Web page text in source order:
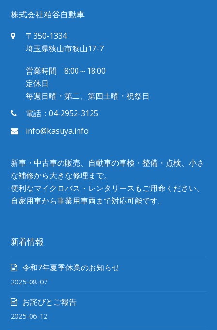
株式会社粕谷自動車
〒350-1334
埼玉県狭山市狭山17-7
営業時間 8:00～18:00
定休日
毎週日曜・第二、第四土曜・祝祭日
電話：04-2952-3125
info@kasuya.info
新車・中古車の販売、自動車の車検・整備・点検、小さ
な補修から大きな修理まで。
便利なマイクロバス・レンタリースもご用命ください。
自家用車から事業用車両まで対応可能です。
新着情報
令和7年夏季休業のお知らせ
2025-08-07
お詫びとご報告
2025-06-12